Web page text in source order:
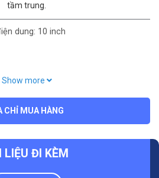
tầm trung.
dung: 10 inch
Show more
CHỈ MUA HÀNG
LIỆU ĐI KÈM